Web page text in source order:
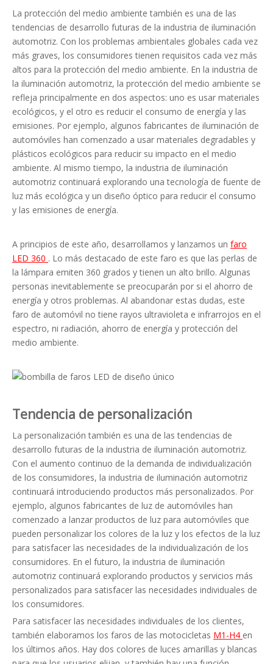
La protección del medio ambiente también es una de las
tendencias de desarrollo futuras de la industria de iluminación
automotriz. Con los problemas ambientales globales cada vez
más graves, los consumidores tienen requisitos cada vez más
altos para la protección del medio ambiente. En la industria de
la iluminación automotriz, la protección del medio ambiente se
refleja principalmente en dos aspectos: uno es usar materiales
ecológicos, y el otro es reducir el consumo de energía y las
emisiones. Por ejemplo, algunos fabricantes de iluminación de
automóviles han comenzado a usar materiales degradables y
plásticos ecológicos para reducir su impacto en el medio
ambiente. Al mismo tiempo, la industria de iluminación
automotriz continuará explorando una tecnología de fuente de
luz más ecológica y un diseño óptico para reducir el consumo
y las emisiones de energía.
A principios de este año, desarrollamos y lanzamos un faro
LED 360 . Lo más destacado de este faro es que las perlas de
la lámpara emiten 360 grados y tienen un alto brillo. Algunas
personas inevitablemente se preocuparán por si el ahorro de
energía y otros problemas. Al abandonar estas dudas, este
faro de automóvil no tiene rayos ultravioleta e infrarrojos en el
espectro, ni radiación, ahorro de energía y protección del
medio ambiente.
Tendencia de personalización
La personalización también es una de las tendencias de
desarrollo futuras de la industria de iluminación automotriz.
Con el aumento continuo de la demanda de individualización
de los consumidores, la industria de iluminación automotriz
continuará introduciendo productos más personalizados. Por
ejemplo, algunos fabricantes de luz de automóviles han
comenzado a lanzar productos de luz para automóviles que
pueden personalizar los colores de la luz y los efectos de la luz
para satisfacer las necesidades de la individualización de los
consumidores. En el futuro, la industria de iluminación
automotriz continuará explorando productos y servicios más
personalizados para satisfacer las necesidades individuales de
los consumidores.
Para satisfacer las necesidades individuales de los clientes,
también elaboramos los faros de las motocicletas M1-H4 en
los últimos años. Hay dos colores de luces amarillas y blancas